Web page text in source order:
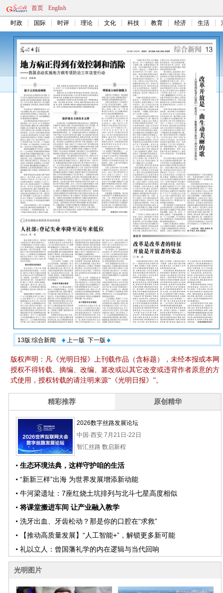
首页 English
时政 国际 时评 理论 文化 科技 教育 经济 生活
13版:综合新闻 上一版 下一版
版权声明：凡《光明日报》上刊载作品（含标题），未经本报或本网
授权不得转载、摘编、改编、篡改或以其它改变或违背作者原意的方
式使用，授权转载的请注明来源“《光明日报》”。